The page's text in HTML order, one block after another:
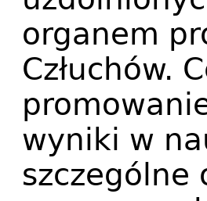
organem
Człuchów.
wyniki w
szczególne